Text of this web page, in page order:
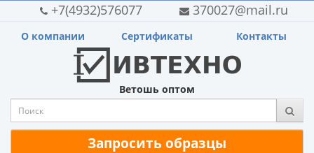
+7(4932)576077 370027@mail.ru
О компании Сертификаты Контакты
Ветошь оптом
Запросить образцы